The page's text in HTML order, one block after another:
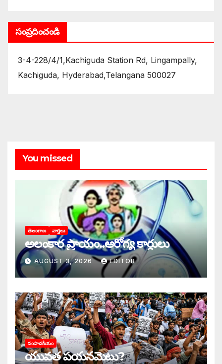
సంప్రదించండి
3-4-228/4/1,Kachiguda Station Rd, Lingampally,
Kachiguda, Hyderabad,Telangana 500027
You missed
తెలంగాణ వార్తలు
అలంకార ప్రాయం..ఆరోగ్య కార్డులు
AUGUST 3, 2026 EDITOR
సంపాదకీయం
యువత పయనమెటు?